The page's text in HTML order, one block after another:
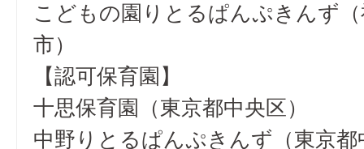
こどもの園りとるぱんぷきんず
市）
【認可保育園】
十思保育園（東京都中央区）
中野りとるぱんぷきんず（東京都